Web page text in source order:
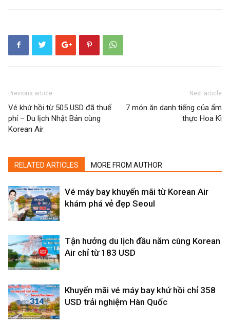
Previous article
Vé khứ hồi từ 505 USD đã thuế
phí – Du lịch Nhật Bản cùng
Korean Air
Next article
7 món ăn danh tiếng của ẩm
thực Hoa Kì
RELATED ARTICLES MORE FROM AUTHOR
Vé máy bay khuyến mãi từ Korean Air
khám phá vẻ đẹp Seoul
Tận hưởng du lịch đầu năm cùng Korean
Air chỉ từ 183 USD
Khuyến mãi vé máy bay khứ hồi chỉ 358
USD trải nghiệm Hàn Quốc